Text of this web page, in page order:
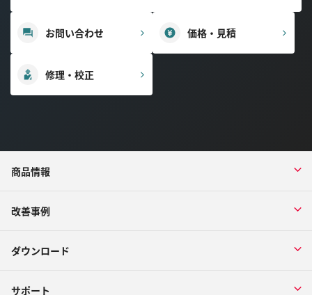
お問い合わせ 価格・見積
修理・校正
商品情報
改善事例
ダウンロード
サポート